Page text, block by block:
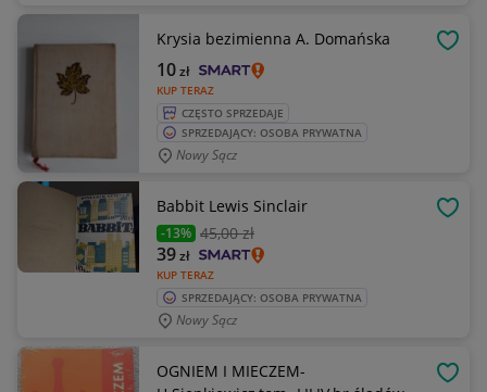
Krysia bezimienna A. Domańska
KUP TERAZ
10zł
CZĘSTO SPRZEDAJE
SPRZEDAJĄCY: OSOBA PRYWATNA
Nowy Sącz
Babbit Lewis Sinclair
-13% 45,00 zł
KUP TERAZ
39zł
SPRZEDAJĄCY: OSOBA PRYWATNA
Nowy Sącz
OGNIEM I MIECZEM-